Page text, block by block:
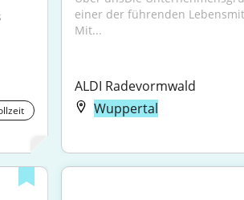
einer der führenden
Mit...
ALDI Radevormwald
Wuppertal